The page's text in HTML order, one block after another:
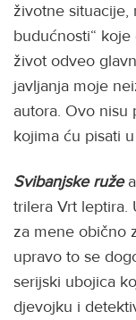
životne situacije,
budućnosti“
život odveo
javljanja moje
autora. Ovo nisu
kojima ću pisati
Svibanjske ruže
trilera Vrt leptira.
za mene obično
upravo to se
serijski ubojica
djevojku i